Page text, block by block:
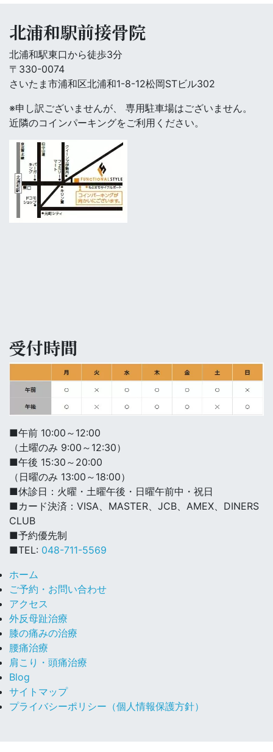
北浦和駅前接骨院
北浦和駅東口から徒歩3分
〒330-0074
さいたま市浦和区北浦和1-8-12松岡STビル302
※申し訳ございませんが、 専用駐車場はございません。
近隣のコインパーキングをご利用ください。
受付時間
■午前 10:00～12:00
（土曜のみ 9:00～12:30）
■午後 15:30～20:00
（日曜のみ 13:00～18:00）
■休診日：火曜・土曜午後・日曜午前中・祝日
■カード決済：VISA、MASTER、JCB、AMEX、DINERS
CLUB
■予約優先制
■TEL: 048-711-5569
ホーム
ご予約・お問い合わせ
アクセス
外反母趾治療
膝の痛みの治療
腰痛治療
肩こり・頭痛治療
Blog
サイトマップ
プライバシーポリシー（個人情報保護方針）